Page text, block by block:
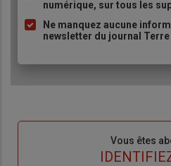
pucenumérique, sur tous les
Ne manquez aucune
newsletter du journal
Vous êtes